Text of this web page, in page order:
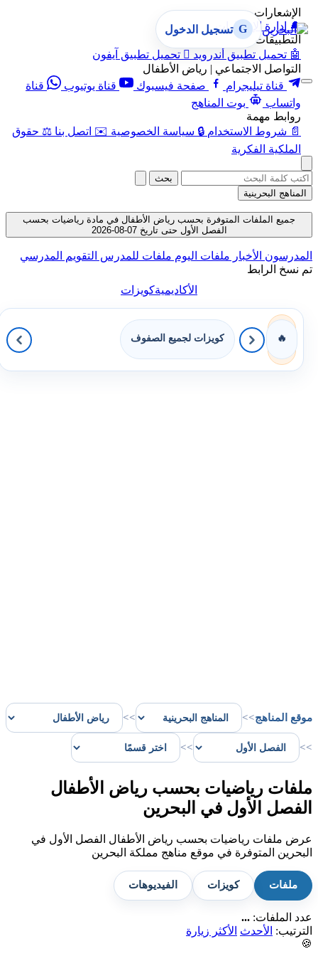
الإشعارات
🔔 إدارة الإشعارات
التطبيقات
🤖 تحميل تطبيق أندرويد  تحميل تطبيق آيفون
التواصل الاجتماعي | رياض الأطفال
قناة تيليجرام
صفحة فيسبوك قناة يوتيوب
قناة
واتساب
بوت المناهج
روابط مهمة
📄 شروط الاستخدام 🔒 سياسة الخصوصية ✉️ اتصل بنا ⚖️ حقوق
الملكية الفكرية
G تسجيل الدخول
بحث
المناهج البحرينية
جميع الملفات المتوفرة بحسب رياض الأطفال في مادة رياضيات بحسب
الفصل الأول حتى تاريخ 07-08-2026
المدرسون الأخبار ملفات اليوم ملفات للمدرس التقويم المدرسي
تم نسخ الرابط
الأكاديميةكويزات
🔥 كويزات لجميع الصفوف
موقع المناهج>>
>>
>>
>>
ملفات رياضيات بحسب رياض الأطفال
الفصل الأول في البحرين
عرض ملفات رياضيات بحسب رياض الأطفال الفصل الأول في
البحرين المتوفرة في موقع مناهج مملكة البحرين
ملفات كويزات الفيديوهات
عدد الملفات: ...
الترتيب:
الأحدث
الأكثر زيارة
🍪